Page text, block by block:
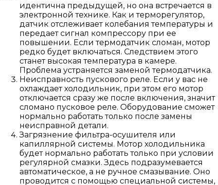
идентична предыдущей, но она встречается в
электронной технике. Как и терморегулятор,
датчик отслеживает колебания температуры и
передает сигнал компрессору при ее
повышении. Если термодатчик сломан, мотор
редко будет включаться. Следствием этого
станет высокая температура в камере.
Проблема устраняется заменой термодатчика.
Неисправность пускового реле. Если у вас не
охлаждает холодильник, при этом его мотор
отключается сразу же после включения, значит
сломано пусковое реле. Оборудование сможет
нормально работать только после замены
неисправной детали.
Загрязнение фильтра-осушителя или
капиллярной системы. Мотор холодильника
будет нормально работать только при условии
регулярной смазки. Здесь подразумевается
автоматическое, а не ручное смазывание. Оно
проводится с помощью специальной системы,